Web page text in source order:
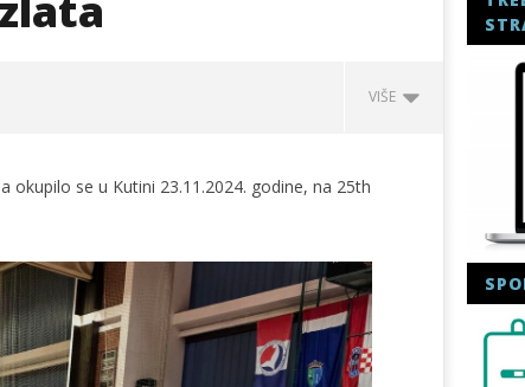
VIŠE
se u Kutini 23.11.2024. godine, na 25th